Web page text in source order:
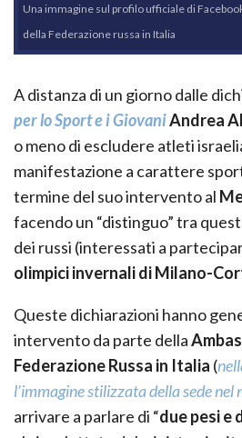
Una immagine sul profilo ufficiale di
della Federazione russa in Italia
A distanza di un giorno dalle
per lo Sport e i GiovaniAndrea
o meno di escludere atleti
manifestazione a carattere
termine del suo intervento al
facendo un “distinguo” tra
dei russi (interessati a
olimpici invernali di Milano-
Queste dichiarazioni hanno
intervento da parte della
Federazione Russa in Italia (
l’immagine stilizzata della sede nel
arrivare a parlare di “due pesi e